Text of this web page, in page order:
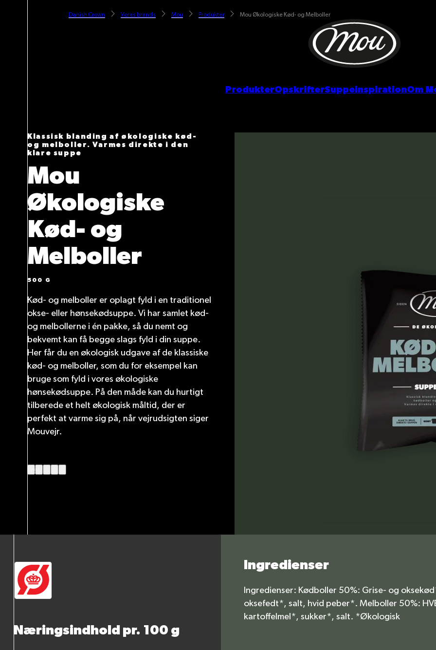
Danish Crown Vores brands Mou Produkter Mou Økologiske Kød- og Melboller
ProdukterOpskrifterSuppeinspirationOm
Klassisk blanding af økologiske kød-
og melboller. Varmes direkte i den
klare suppe
Mou
Økologiske
Kød- og
Melboller
500 G
Kød- og melboller er oplagt fyld i en traditionel
okse- eller hønsekødsuppe. Vi har samlet kød-
og melbollerne i én pakke, så du nemt og
bekvemt kan få begge slags fyld i din suppe.
Her får du en økologisk udgave af de klassiske
kød- og melboller, som du for eksempel kan
bruge som fyld i vores økologiske
hønsekødsuppe. På den måde kan du hurtigt
tilberede et helt økologisk måltid, der er
perfekt at varme sig på, når vejrudsigten siger
Mouvejr.
(5)
Næringsindhold pr. 100 g
Ingredienser
Ingredienser: Kødboller 50%: Grise- og
oksefedt*, salt, hvid peber*. Melboller 50%:
kartoffelmel*, sukker*, salt. *Økologisk